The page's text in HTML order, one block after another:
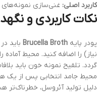
کاربرد اصلی: غنی‌سازی نمونه‌های
نکات کاربردی و
پودر پایه Brucella Broth
محیط جامد انتخابی پس از یک
دلیل تولید آئروسل، خطرناک‌تر